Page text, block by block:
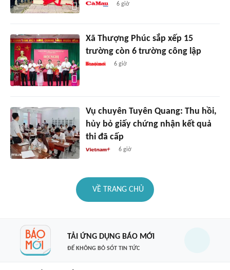
6 giờ
Xã Thượng Phúc sắp xếp 15
trường còn 6 trường công lập
6 giờ
Vụ chuyên Tuyên Quang: Thu hồi,
hủy bỏ giấy chứng nhận kết quả
thi đã cấp
6 giờ
VỀ TRANG CHỦ
TẢI ỨNG DỤNG BÁO MỚI
ĐỂ KHÔNG BỎ SÓT TIN TỨC